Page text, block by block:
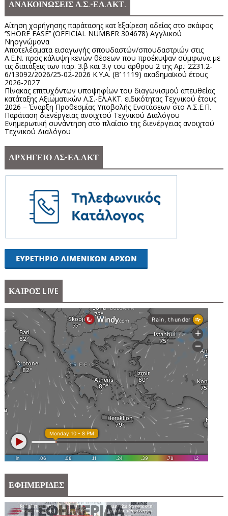
ΑΝΑΚΟΙΝΩΣΕΙΣ Λ.Σ.-ΕΛ.ΑΚΤ.
Αίτηση χορήγησης παράτασης κατ΄ εξαίρεση αδείας στο σκάφος
‘’SHORE EASE’’ (OFFICIAL NUMBER 304678) Αγγλικού
Νηογνώμονα
Αποτελέσματα εισαγωγής σπουδαστών/σπουδαστριών στις
Α.Ε.Ν. προς κάλυψη κενών θέσεων που προέκυψαν σύμφωνα με
τις διατάξεις των παρ. 3.β και 3.γ του άρθρου 2 της Αρ.: 2231.2-
6/13092/2026/25-02-2026 Κ.Υ.Α. (Β’ 1119) ακαδημαϊκού έτους
2026-2027
Πίνακας επιτυχόντων υποψηφίων του διαγωνισμού απευθείας
κατάταξης Αξιωματικών Λ.Σ.-ΕΛ.ΑΚΤ. ειδικότητας Τεχνικού έτους
2026 – Έναρξη Προθεσμίας Υποβολής Ενστάσεων στο Α.Σ.Ε.Π.
Παράταση διενέργειας ανοιχτού Τεχνικού Διαλόγου
Ενημερωτική συνάντηση στο πλαίσιο της διενέργειας ανοιχτού
Τεχνικού Διαλόγου
ΑΡΧΗΓΕΙΟ ΛΣ-ΕΛ.ΑΚΤ
ΚΑΙΡΟΣ LIVE
ΕΦΗΜΕΡΙΔΕΣ